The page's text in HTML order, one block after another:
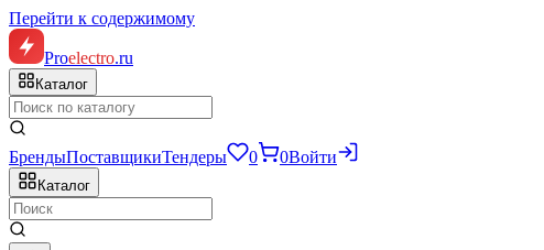
Перейти к содержимому
Proelectro.ru
Каталог
БрендыПоставщикиТендеры 0 0Войти
Каталог